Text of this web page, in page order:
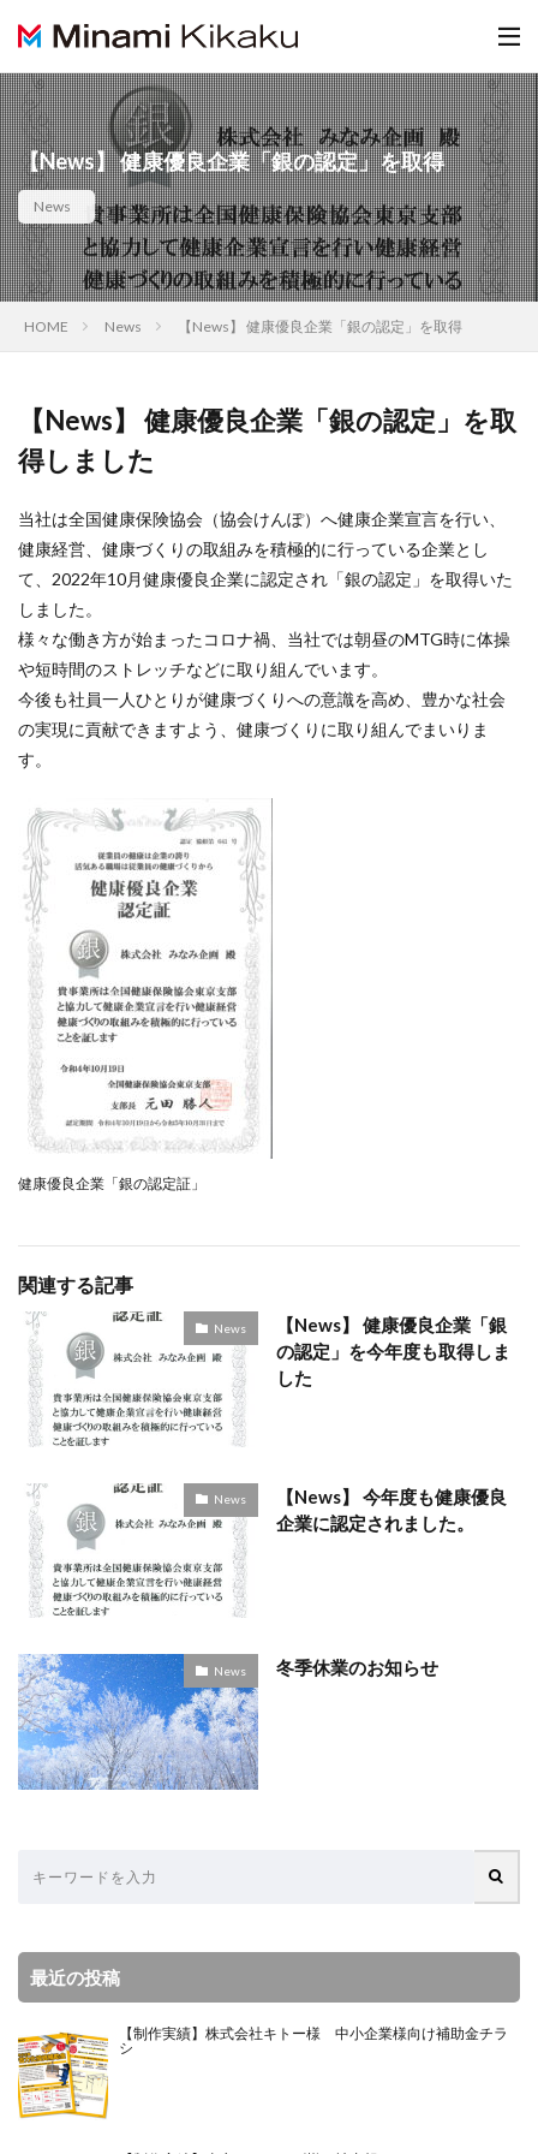
【News】 健康優良企業「銀の認定」を取得
News
HOME News 【News】 健康優良企業「銀の認定」を取得
【News】 健康優良企業「銀の認定」を取
得しました
当社は全国健康保険協会（協会けんぽ）へ健康企業宣言を行い、
健康経営、健康づくりの取組みを積極的に行っている企業とし
て、2022年10月健康優良企業に認定され「銀の認定」を取得いた
しました。
様々な働き方が始まったコロナ禍、当社では朝昼のMTG時に体操
や短時間のストレッチなどに取り組んでいます。
今後も社員一人ひとりが健康づくりへの意識を高め、豊かな社会
の実現に貢献できますよう、健康づくりに取り組んでまいりま
す。
健康優良企業「銀の認定証」
関連する記事
News
【News】 健康優良企業「銀
の認定」を今年度も取得しま
した
News
【News】 今年度も健康優良
企業に認定されました。
News 冬季休業のお知らせ
最近の投稿
【制作実績】株式会社キトー様 中小企業様向け補助金チラ
シ